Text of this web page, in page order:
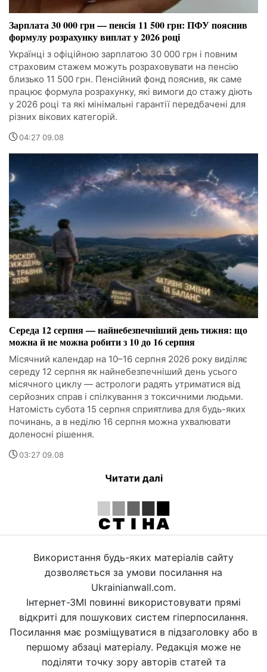
Зарплата 30 000 грн — пенсія 11 500 грн: ПФУ пояснив
формулу розрахунку виплат у 2026 році
Українці з офіційною зарплатою 30 000 грн і повним
страховим стажем можуть розраховувати на пенсію
близько 11 500 грн. Пенсійний фонд пояснив, як саме
працює формула розрахунку, які вимоги до стажу діють
у 2026 році та які мінімальні гарантії передбачені для
різних вікових категорій.
04:27 09.08
Середа 12 серпня — найнебезпечніший день тижня: що
можна й не можна робити з 10 до 16 серпня
Місячний календар на 10–16 серпня 2026 року виділяє
середу 12 серпня як найнебезпечніший день усього
місячного циклу — астрологи радять утриматися від
серйозних справ і спілкування з токсичними людьми.
Натомість субота 15 серпня сприятлива для будь-яких
починань, а в неділю 16 серпня можна ухвалювати
доленосні рішення.
03:27 09.08
Читати далі
Використання будь-яких матеріалів сайту
дозволяється за умови посилання на
Ukrainianwall.com.
Інтернет-ЗМІ повинні використовувати прямі
відкриті для пошукових систем гіперпосилання.
Посилання має розміщуватися в підзаголовку або в
першому абзаці матеріалу. Редакція може не
поділяти точку зору авторів статей та